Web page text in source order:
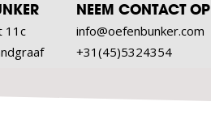
11c
NEEM CONTACT OP
info@oefenbunker.com
+31(45)5324354